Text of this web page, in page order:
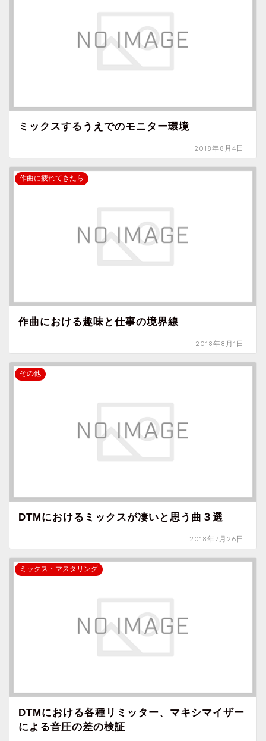
ミックスするうえでのモニター環境
2018年8月4日
作曲に疲れてきたら
作曲における趣味と仕事の境界線
2018年8月1日
その他
DTMにおけるミックスが凄いと思う曲３選
2018年7月26日
ミックス・マスタリング
DTMにおける各種リミッター、マキシマイザー
による音圧の差の検証